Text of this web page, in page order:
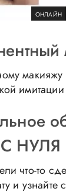
ОНЛАЙН
имитации
НУЛЯ
что-то
и